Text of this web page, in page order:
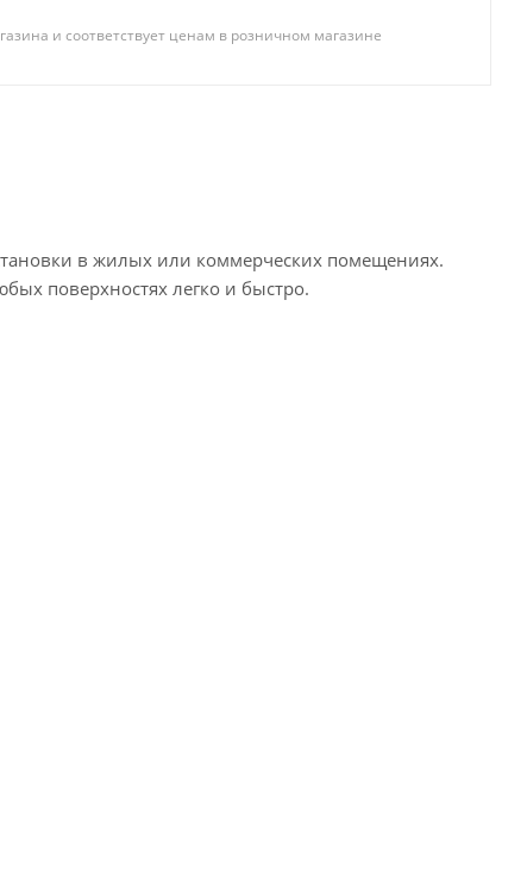
и соответствует ценам в розничном магазине
в жилых или коммерческих помещениях.
поверхностях легко и быстро.